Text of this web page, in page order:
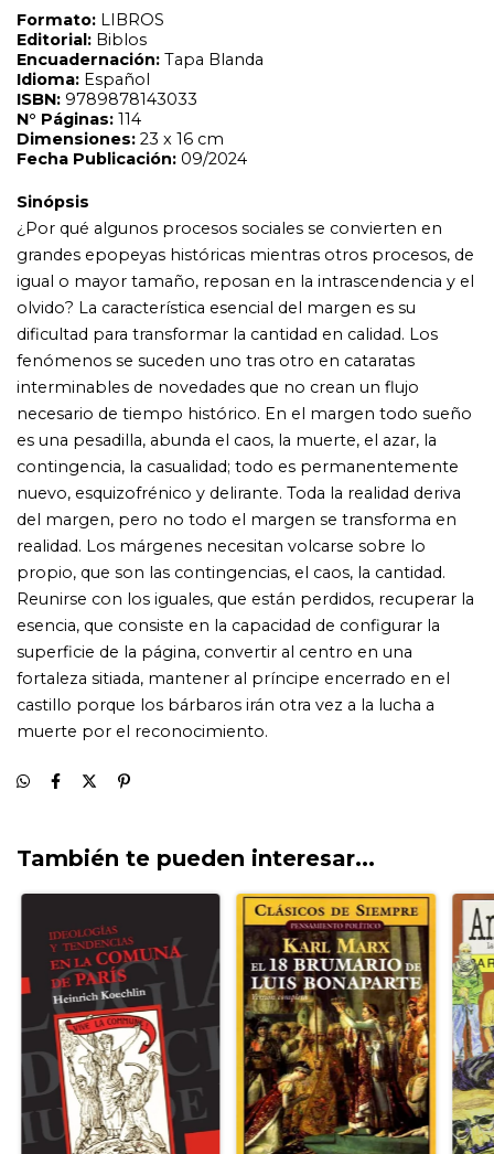
dificultad para transformar la cantidad en calidad. Los
fenómenos se suceden uno tras otro en cataratas
interminables de novedades que no crean un flujo
necesario de tiempo histórico. En el margen todo sueño
es una pesadilla, abunda el caos, la muerte, el azar, la
contingencia, la casualidad; todo es permanentemente
nuevo, esquizofrénico y delirante. Toda la realidad deriva
realidad. Los márgenes necesitan volcarse sobre lo
propio, que son las contingencias, el caos, la cantidad.
Reunirse con los iguales, que están perdidos, recuperar la
esencia, que consiste en la capacidad de configurar la
fortaleza sitiada, mantener al príncipe encerrado en el
castillo porque los bárbaros irán otra vez a la lucha a
muerte por el reconocimiento.
También te pueden interesar...